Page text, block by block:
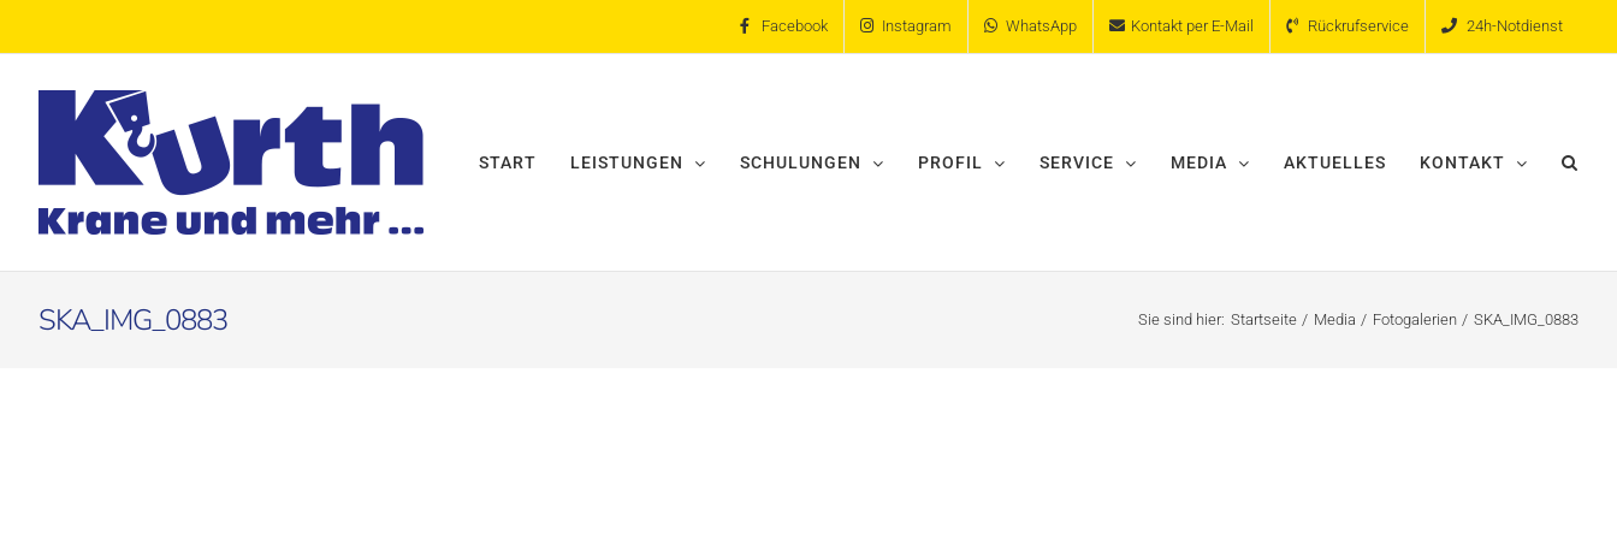
Facebook Instagram WhatsApp Kontakt per E-Mail Rückrufservice 24h-Notdienst
START LEISTUNGEN SCHULUNGEN PROFIL SERVICE MEDIA AKTUELLES KONTAKT
SKA_IMG_0883 Sie sind hier: Startseite Media Fotogalerien SKA_IMG_0883